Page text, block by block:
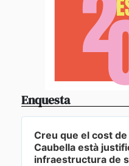
Enquesta
Creu que el cost de
Caubella està
infraestructura de